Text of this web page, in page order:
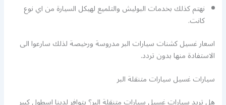
نهتم كذلك بخدمات البوليش والتلميع لهيكل السيارة من اي نوع
كانت.
اسعار غسيل كشنات سيارات البر مدروسة ورخيصة لذلك سارعوا الى
الاستفادة منها بدون تردد.
سيارات غسيل سيارات متنقلة البر